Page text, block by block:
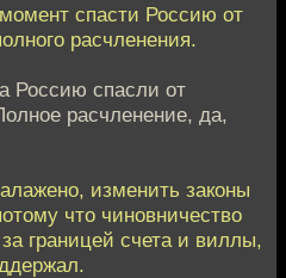
спасти Россию от
расчленения.
Россию спасли от
расчленение, да,
изменить законы
что чиновничество
границей счета и виллы,